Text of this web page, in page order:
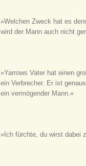
»Welchen Zweck hat es
wird der Mann auch nicht
»Yarrows Vater hat einen
ein Verbrecher. Er ist
ein vermögender Mann.«
»Ich fürchte, du wirst dabei